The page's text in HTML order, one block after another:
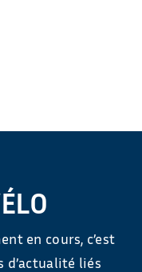
en cours, c’est
d’actualité liés